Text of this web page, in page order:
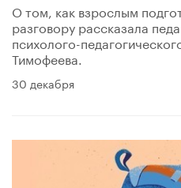
О том, как взрослым
разговору рассказала
психолого-
Тимофеева.
30 декабря